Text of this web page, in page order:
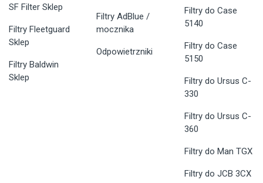
SF Filter Sklep
Filtry Fleetguard
Sklep
Filtry Baldwin
Sklep
Filtry AdBlue /
mocznika
Odpowietrzniki
Filtry do Case
5140
Filtry do Case
5150
Filtry do Ursus C-
330
Filtry do Ursus C-
360
Filtry do Man TGX
Filtry do JCB 3CX